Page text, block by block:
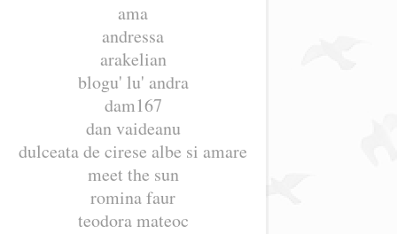
ama
andressa
arakelian
blogu' lu' andra
dam167
dan vaideanu
dulceata de cirese albe si amare
meet the sun
romina faur
teodora mateoc